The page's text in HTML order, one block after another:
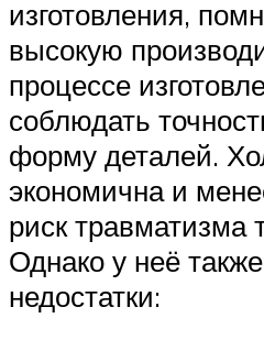
изготовления,
высокую
процессе
соблюдать
форму деталей.
экономична и
риск травматизма
Однако у неё
недостатки: